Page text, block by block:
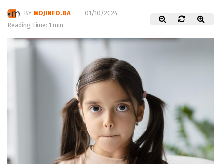
BY MOJINFO.BA
01/10/2024
Reading Time: 1 min